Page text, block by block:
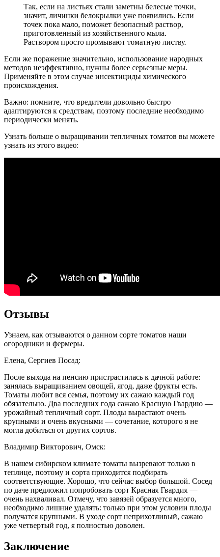
Так, если на листьях стали заметны белесые точки,
значит, личинки белокрылки уже появились. Если
точек пока мало, поможет безопасный раствор,
приготовленный из хозяйственного мыла.
Раствором просто промывают томатную листву.
Если же поражение значительно, использование народных
методов неэффективно, нужны более серьезные меры.
Применяйте в этом случае инсектициды химического
происхождения.
Важно: помните, что вредители довольно быстро
адаптируются к средствам, поэтому последние необходимо
периодически менять.
Узнать больше о выращивании тепличных томатов вы можете
узнать из этого видео:
Отзывы
Узнаем, как отзываются о данном сорте томатов наши
огородники и фермеры.
Елена, Сергиев Посад:
После выхода на пенсию пристрастилась к дачной работе:
занялась выращиванием овощей, ягод, даже фрукты есть.
Томаты любит вся семья, поэтому их сажаю каждый год
обязательно. Два последних года сажаю Красную Гвардию —
урожайный тепличный сорт. Плоды вырастают очень
крупными и очень вкусными — сочетание, которого я не
могла добиться от других сортов.
Владимир Викторович, Омск:
В нашем сибирском климате томаты вызревают только в
теплице, поэтому и сорта приходится подбирать
соответствующие. Хорошо, что сейчас выбор большой. Сосед
по даче предложил попробовать сорт Красная Гвардия —
очень нахваливал. Отмечу, что завязей образуется много,
необходимо лишние удалять: только при этом условии плоды
получатся крупными. В уходе сорт неприхотливый, сажаю
уже четвертый год, я полностью доволен.
Заключение